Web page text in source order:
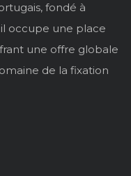
fondé à
occupe une place
une offre globale
de la fixation